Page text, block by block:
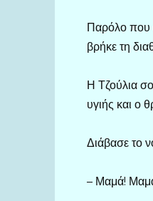
Παρόλο που
βρήκε τη
Η Τζούλια
υγιής και ο
Διάβασε το
– Μαμά!